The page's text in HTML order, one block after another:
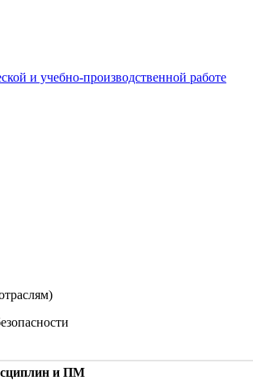
и учебно-производственной работе
и ПМ